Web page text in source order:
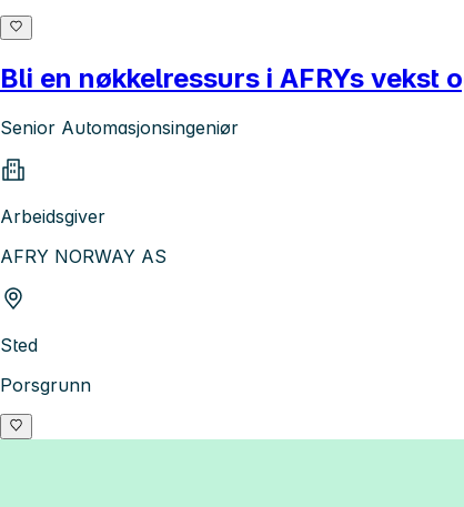
Bli en nøkkelressurs i AFRYs vekst
Senior Automasjonsingeniør
Arbeidsgiver
AFRY NORWAY AS
Sted
Porsgrunn